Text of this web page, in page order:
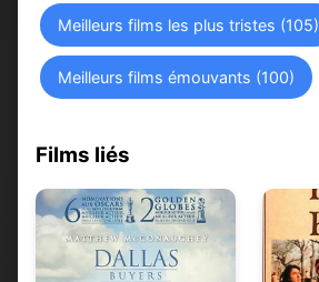
Meilleurs films les plus tristes (105)
Meilleurs films émouvants (100)
Films liés